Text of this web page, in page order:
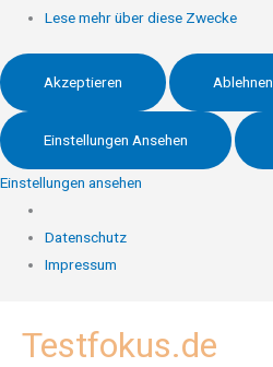
Lese mehr über diese Zwecke
Akzeptieren Ablehnen
Einstellungen Ansehen
Einstellungen ansehen
Datenschutz
Impressum
InhaltTestfokus.de